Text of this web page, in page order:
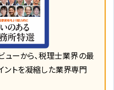
ーから、税理士業界の最
トを凝縮した業界専門